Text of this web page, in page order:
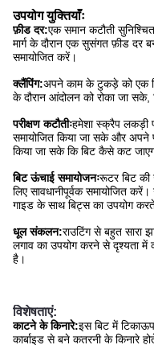
उपयोग युक्तियाँः
फ़ीड दर:एक समान कटौती
मार्ग के दौरान एक सुसंगत फ़ीड
समायोजित करें।
क्लैंपिंग:अपने काम के टुकड़े को एक
के दौरान आंदोलन को रोका जा सके,
परीक्षण कटौतीःहमेशा स्क्रैप लकड़ी
समायोजित किया जा सके और
किया जा सके कि बिट कैसे कट
बिट ऊंचाई समायोजनःरूटर बिट की
लिए सावधानीपूर्वक समायोजित
गाइड के साथ बिट्स का उपयोग
धूल संकलन:राउटिंग से बहुत सारा
लगाव का उपयोग करने से दृश्यता
है।
विशेषताएं:
काटने के किनारे:इस बिट में
कार्बाइड से बने कतरनी के किनारे